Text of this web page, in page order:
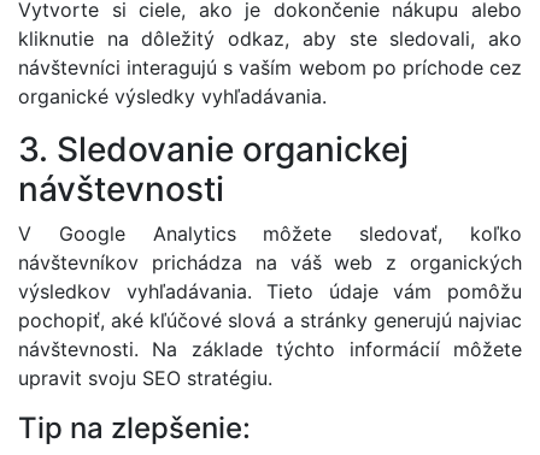
Vytvorte si ciele, ako je dokončenie nákupu alebo
kliknutie na dôležitý odkaz, aby ste sledovali, ako
návštevníci interagujú s vaším webom po príchode cez
organické výsledky vyhľadávania.
3. Sledovanie organickej
návštevnosti
V Google Analytics môžete sledovať, koľko
návštevníkov prichádza na váš web z organických
výsledkov vyhľadávania. Tieto údaje vám pomôžu
pochopiť, aké kľúčové slová a stránky generujú najviac
návštevnosti. Na základe týchto informácií môžete
upravit svoju SEO stratégiu.
Tip na zlepšenie: